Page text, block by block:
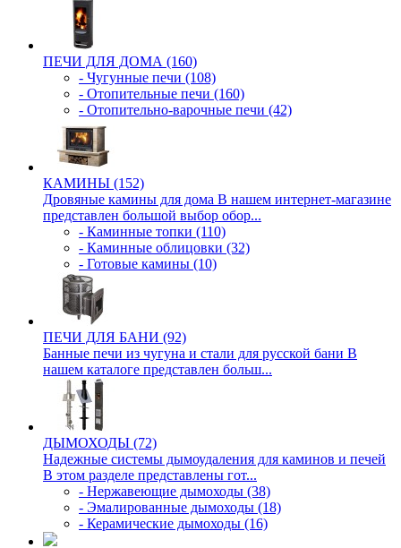
ПЕЧИ ДЛЯ ДОМА (160)
- Чугунные печи (108)
- Отопительные печи (160)
- Отопительно-варочные печи (42)
КАМИНЫ (152)
Дровяные камины для дома В нашем интернет-магазине
представлен большой выбор обор...
- Каминные топки (110)
- Каминные облицовки (32)
- Готовые камины (10)
ПЕЧИ ДЛЯ БАНИ (92)
Банные печи из чугуна и стали для русской бани В
нашем каталоге представлен больш...
ДЫМОХОДЫ (72)
Надежные системы дымоудаления для каминов и печей
В этом разделе представлены гот...
- Нержавеющие дымоходы (38)
- Эмалированные дымоходы (18)
- Керамические дымоходы (16)